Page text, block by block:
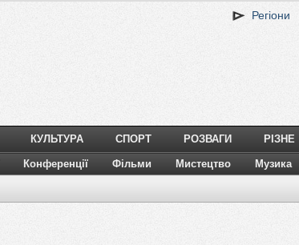
Регіони
КУЛЬТУРА СПОРТ РОЗВАГИ РІЗНЕ
Конференції Фільми Мистецтво Музика